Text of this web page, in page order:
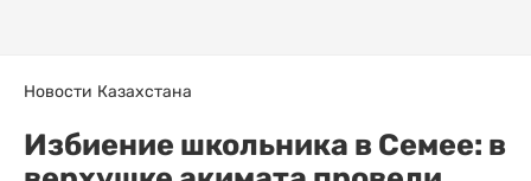
Новости Казахстана
Избиение школьника в Семее: в